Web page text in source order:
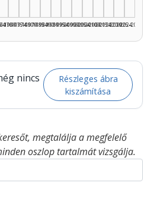
1970–1974
1975–1979
1980–1984
1985–1989
1990–1994
1995–1999
2000–2004
2005–2009
2010–2014
2015–2019
2020–2024
2025–2026
nincs
Részleges ábra
kiszámítása
megtalálja a megfelelő
oszlop tartalmát vizsgálja.